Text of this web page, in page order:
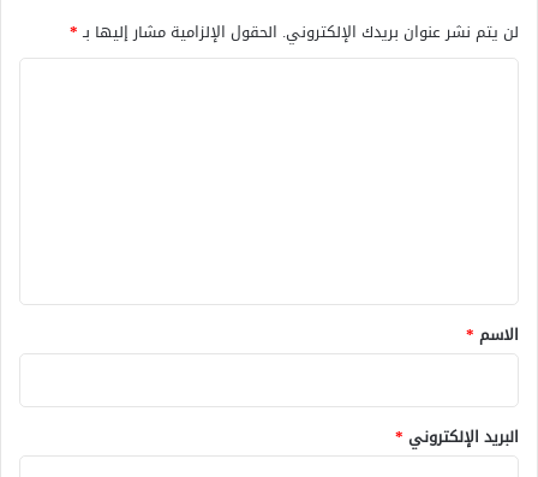
لن يتم نشر عنوان بريدك الإلكتروني. الحقول الإلزامية مشار إليها بـ*
*
الاسم *
البريد الإلكتروني *